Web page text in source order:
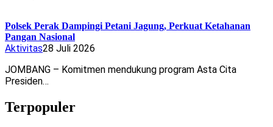
Polsek Perak Dampingi Petani Jagung, Perkuat Ketahanan
Pangan Nasional
Aktivitas28 Juli 2026
JOMBANG – Komitmen mendukung program Asta Cita
Presiden…
Terpopuler